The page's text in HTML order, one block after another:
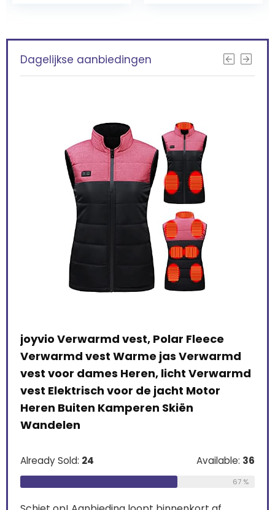
Dagelijkse aanbiedingen
joyvio Verwarmd vest, Polar Fleece
Verwarmd vest Warme jas Verwarmd
vest voor dames Heren, licht Verwarmd
vest Elektrisch voor de jacht Motor
Heren Buiten Kamperen Skiën
Wandelen
Already Sold: 24 Available: 36
67 %